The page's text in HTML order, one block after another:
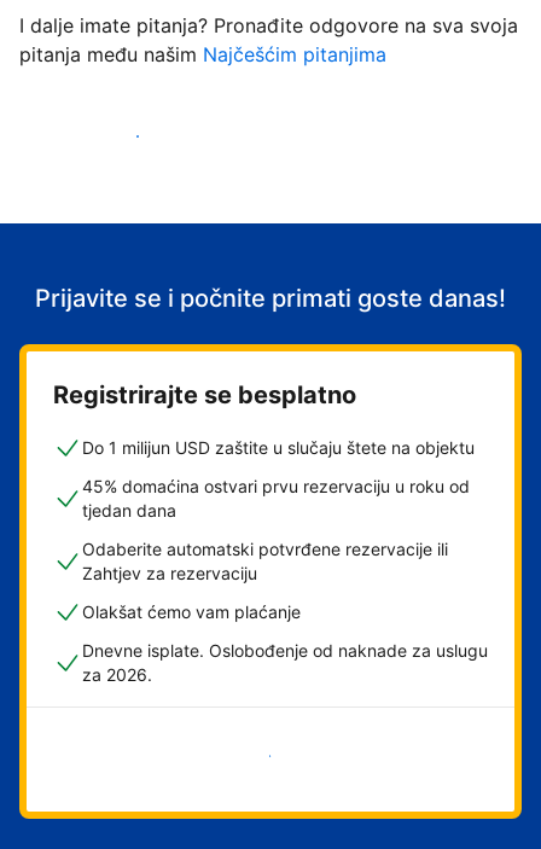
I dalje imate pitanja? Pronađite odgovore na sva svoja
pitanja među našim Najčešćim pitanjima
Počnite primati goste
Prijavite se i počnite primati goste danas!
Registrirajte se besplatno
Do 1 milijun USD zaštite u slučaju štete na objektu
45% domaćina ostvari prvu rezervaciju u roku od
tjedan dana
Odaberite automatski potvrđene rezervacije ili
Zahtjev za rezervaciju
Olakšat ćemo vam plaćanje
Dnevne isplate. Oslobođenje od naknade za uslugu
za 2026.
Započni odmah